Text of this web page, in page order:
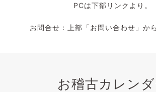
PCは下部リンクより。
お問合せ：上部「お問い合わせ」か
お稽古カレン